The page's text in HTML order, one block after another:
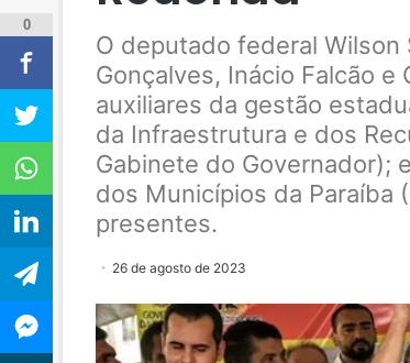
O deputado federal
Gonçalves, Inácio Falcão
auxiliares da gestão
da Infraestrutura e dos
Gabinete do Governador);
dos Municípios da Paraíba
presentes.
26 de agosto de 2023
0